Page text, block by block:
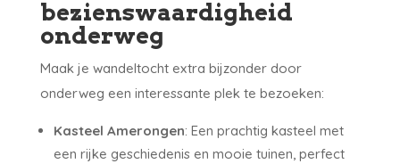
bezienswaardigheid
onderweg
Maak je wandeltocht extra bijzonder door
onderweg een interessante plek te bezoeken:
Kasteel Amerongen: Een prachtig kasteel met
een rijke geschiedenis en mooie tuinen, perfect